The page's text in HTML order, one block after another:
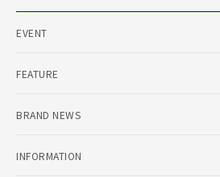
EVENT
FEATURE
BRAND NEWS
INFORMATION